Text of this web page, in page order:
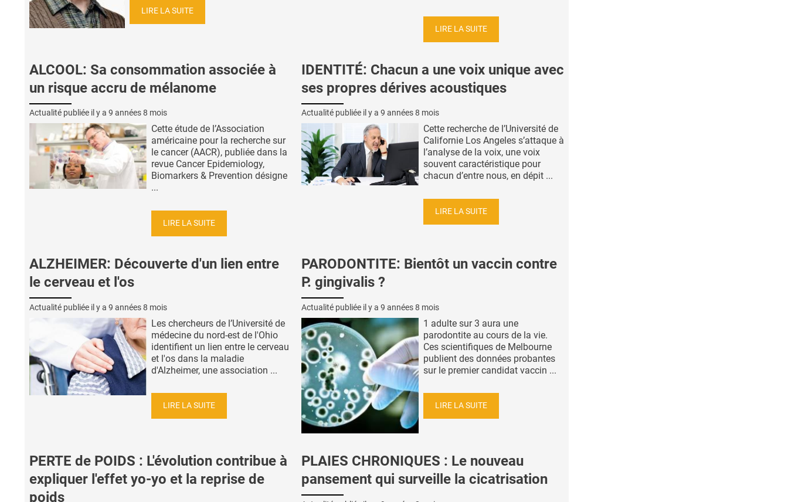
LIRE LA SUITE
LIRE LA SUITE
ALCOOL: Sa consommation associée à
un risque accru de mélanome
Actualité publiée il y a 9 années 8 mois
Cette étude de l’Association
américaine pour la recherche sur
le cancer (AACR), publiée dans la
revue Cancer Epidemiology,
Biomarkers & Prevention désigne
...
LIRE LA SUITE
IDENTITÉ: Chacun a une voix unique avec
ses propres dérives acoustiques
Actualité publiée il y a 9 années 8 mois
Cette recherche de l’Université de
Californie Los Angeles s’attaque à
l’analyse de la voix, une voix
souvent caractéristique pour
chacun d’entre nous, en dépit ...
LIRE LA SUITE
ALZHEIMER: Découverte d'un lien entre
le cerveau et l'os
Actualité publiée il y a 9 années 8 mois
Les chercheurs de l’Université de
médecine du nord-est de l'Ohio
identifient un lien entre le cerveau
et l'os dans la maladie
d'Alzheimer, une association ...
LIRE LA SUITE
PARODONTITE: Bientôt un vaccin contre
P. gingivalis ?
Actualité publiée il y a 9 années 8 mois
1 adulte sur 3 aura une
parodontite au cours de la vie.
Ces scientifiques de Melbourne
publient des données probantes
sur le premier candidat vaccin ...
LIRE LA SUITE
PERTE de POIDS : L'évolution contribue à
expliquer l'effet yo-yo et la reprise de
poids
PLAIES CHRONIQUES : Le nouveau
pansement qui surveille la cicatrisation